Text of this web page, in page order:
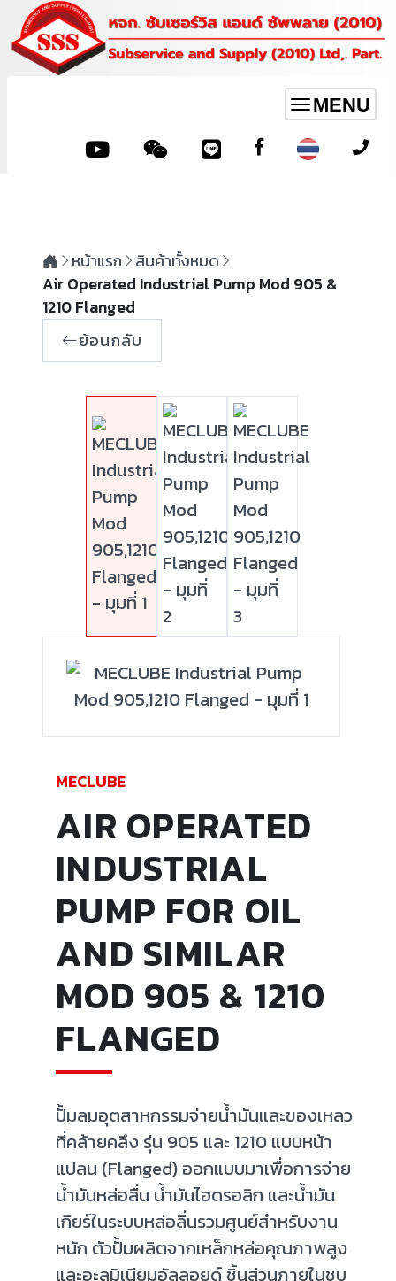
Toggle
navigation
MENU
หน้าแรก
สินค้าทั้งหมด
Air Operated Industrial Pump Mod 905 &
1210 Flanged
ย้อนกลับ
MECLUBE
AIR OPERATED
INDUSTRIAL
PUMP FOR OIL
AND SIMILAR
MOD 905 & 1210
FLANGED
ปั้มลมอุตสาหกรรมจ่ายน้ำมันและของเหลว
ที่คล้ายคลึง รุ่น 905 และ 1210 แบบหน้า
แปลน (Flanged) ออกแบบมาเพื่อการจ่าย
น้ำมันหล่อลื่น น้ำมันไฮดรอลิก และน้ำมัน
เกียร์ในระบบหล่อลื่นรวมศูนย์สำหรับงาน
หนัก ตัวปั้มผลิตจากเหล็กหล่อคุณภาพสูง
และอะลูมิเนียมอัลลอยด์ ชิ้นส่วนภายในชุบ